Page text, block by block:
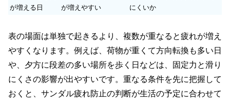
が増える日
が増えやすい
にくいか
表の場面は単独で起きるより、複数が重なると疲れが増え
やすくなります。例えば、荷物が重くて方向転換も多い日
や、夕方に段差の多い場所を歩く日などは、固定力と滑り
にくさの影響が出やすいです。重なる条件を先に把握して
おくと、サンダル疲れ防止の判断が生活の予定に合わせて